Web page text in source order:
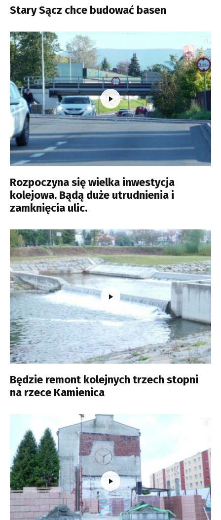
Stary Sącz chce budować basen
Rozpoczyna się wielka inwestycja
kolejowa. Bądą duże utrudnienia i
zamknięcia ulic.
Będzie remont kolejnych trzech stopni
na rzece Kamienica